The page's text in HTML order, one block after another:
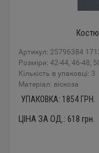
Артикул: 25796384
Розміри: 42-44, 46-48,
Кількість в упаковці: 3
Mатеріал: віскоза
УПАКОВКА: 1854 ГРН.
ЦІНА ЗА ОД.: 618 грн.